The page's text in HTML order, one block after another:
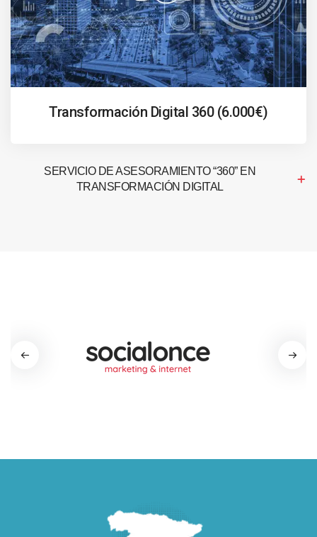
Transformación Digital 360 (6.000€)
SERVICIO DE ASESORAMIENTO “360” EN
TRANSFORMACIÓN DIGITAL